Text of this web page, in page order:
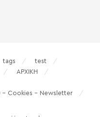
tags
test
ΑΡΧΙΚΗ
– Cookies – Newsletter